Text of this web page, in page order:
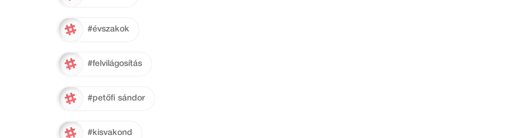
#évszakok
#felvilágosítás
#petőfi sándor
#kisvakond